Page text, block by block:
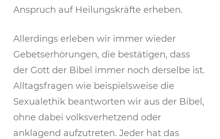
Anspruch auf Heilungskräfte erheben.
Allerdings erleben wir immer wieder
Gebetserhörungen, die bestätigen, dass
der Gott der Bibel immer noch derselbe ist.
Alltagsfragen wie beispielsweise die
Sexualethik beantworten wir aus der Bibel,
ohne dabei volksverhetzend oder
anklagend aufzutreten. Jeder hat das